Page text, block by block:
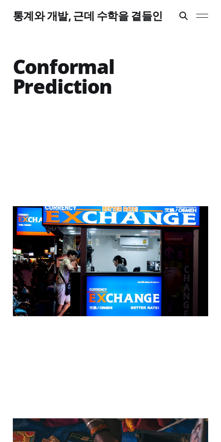
통계와 개발, 근데 수학을 곁들인
Conformal
Prediction
Exchangeability -
Conformal Prediction's
KEY assumption
26 9월 20254 min read
왜 Conformal